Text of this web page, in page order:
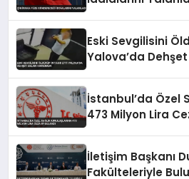
Eski Sevgilisini
Yalova’da
İstanbul’da Özel
473 Milyon Lira
İletişim Başkanı
Fakülteleriyle